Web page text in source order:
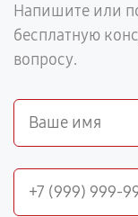
Напишите или
бесплатную
вопросу.